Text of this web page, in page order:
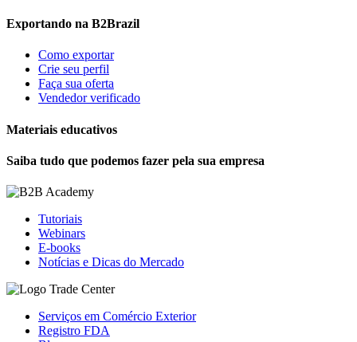
Exportando na B2Brazil
Como exportar
Crie seu perfil
Faça sua oferta
Vendedor verificado
Materiais educativos
Saiba tudo que podemos fazer pela sua empresa
Tutoriais
Webinars
E-books
Notícias e Dicas do Mercado
Serviços em Comércio Exterior
Registro FDA